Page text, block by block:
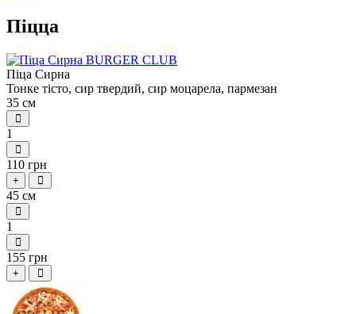
Піцца
Піца Сирна
Тонке тісто, сир твердий, сир моцарела, пармезан
35 см
1
110 грн
+
45 см
1
155 грн
+